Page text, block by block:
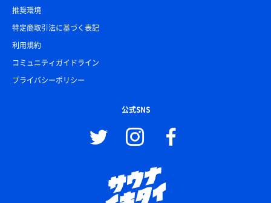
推奨環境
特定商取引法に基づく表記
利用規約
コミュニティガイドライン
プライバシーポリシー
公式SNS